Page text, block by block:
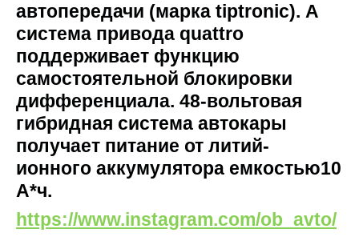
автопередачи (марка tiptronic). А
система привода quattro
поддерживает функцию
самостоятельной блокировки
дифференциала. 48-вольтовая
гибридная система автокары
получает питание от литий-
ионного аккумулятора емкостью10
А*ч.
https://www.instagram.com/ob_avto/